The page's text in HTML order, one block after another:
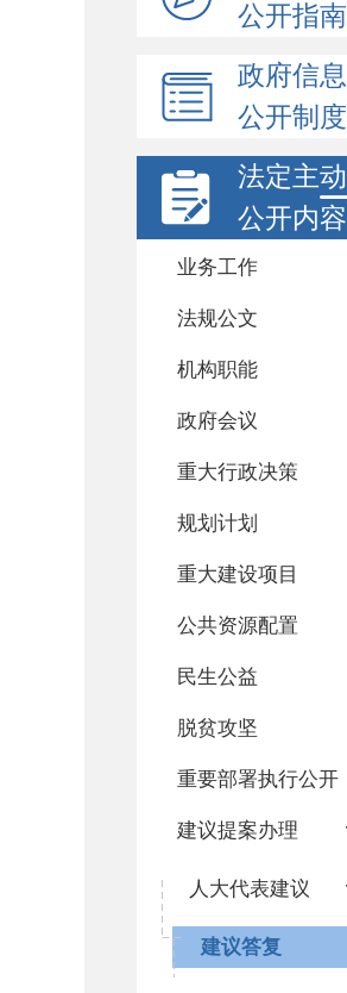
公开指南
政府信息
公开制度
法定主动
公开内容
业务工作
法规公文
机构职能
政府会议
重大行政决策
规划计划
重大建设项目
公共资源配置
民生公益
脱贫攻坚
重要部署执行公开
建议提案办理
人大代表建议
建议答复